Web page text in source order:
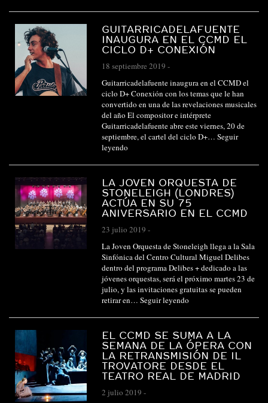
GUITARRICADELAFUENTE
INAUGURA EN EL CCMD EL
CICLO D+ CONEXIÓN
18 septiembre 2019 -
Guitarricadelafuente inaugura en el CCMD el
ciclo D+ Conexión con los temas que le han
convertido en una de las revelaciones musicales
del año El compositor e intérprete
Guitarricadelafuente abre este viernes, 20 de
septiembre, el cartel del ciclo D+… Seguir
leyendo
LA JOVEN ORQUESTA DE
STONELEIGH (LONDRES)
ACTÚA EN SU 75
ANIVERSARIO EN EL CCMD
23 julio 2019 -
La Joven Orquesta de Stoneleigh llega a la Sala
Sinfónica del Centro Cultural Miguel Delibes
dentro del programa Delibes + dedicado a las
jóvenes orquestas, será el próximo martes 23 de
julio, y las invitaciones gratuitas se pueden
retirar en… Seguir leyendo
EL CCMD SE SUMA A LA
SEMANA DE LA ÓPERA CON
LA RETRANSMISIÓN DE IL
TROVATORE DESDE EL
TEATRO REAL DE MADRID
2 julio 2019 -